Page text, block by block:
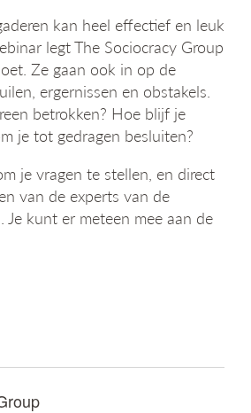
e
n
a
t
e
kan heel effectief en leuk
legt The Sociocracy Group
Ze gaan ook in op de
ergernissen en obstakels.
betrokken? Hoe blijf je
je tot gedragen besluiten?
je vragen te stellen, en direct
van de experts van de
Je kunt er meteen mee aan de